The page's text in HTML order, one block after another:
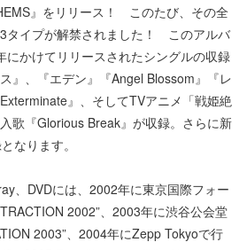
』をリリース！ このたび、その全
タイプが解禁されました！ このアルバ
にかけてリリースされたシングルの収録
』、『エデン』『Angel Blossom』『レ
』、そしてTVアニメ「戦姫絶
歌『Glorious Break』が収録。さらに新
なります。
、DVDには、2002年に東京国際フォー
2002”、2003年に渋谷公会堂
2003”、2004年にZepp Tokyoで行